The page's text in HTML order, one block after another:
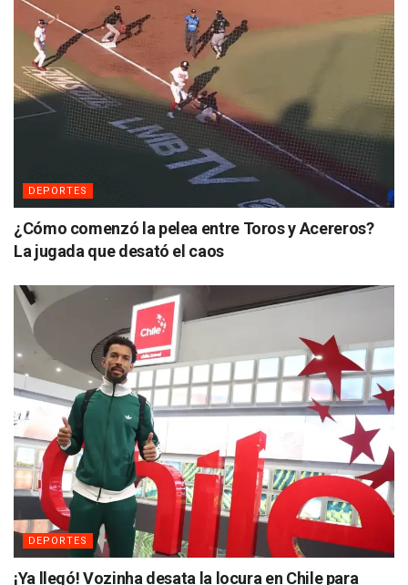
DEPORTES
¿Cómo comenzó la pelea entre Toros y Acereros?
La jugada que desató el caos
DEPORTES
¡Ya llegó! Vozinha desata la locura en Chile para